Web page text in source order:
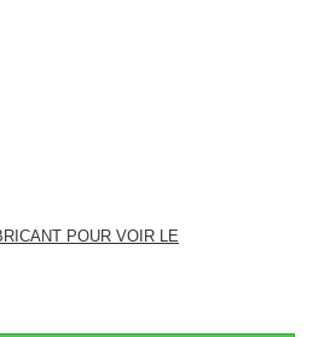
POUR VOIR LE